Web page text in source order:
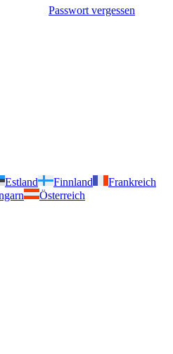
Passwort vergessen
Estland Finnland
Frankreich
Österreich